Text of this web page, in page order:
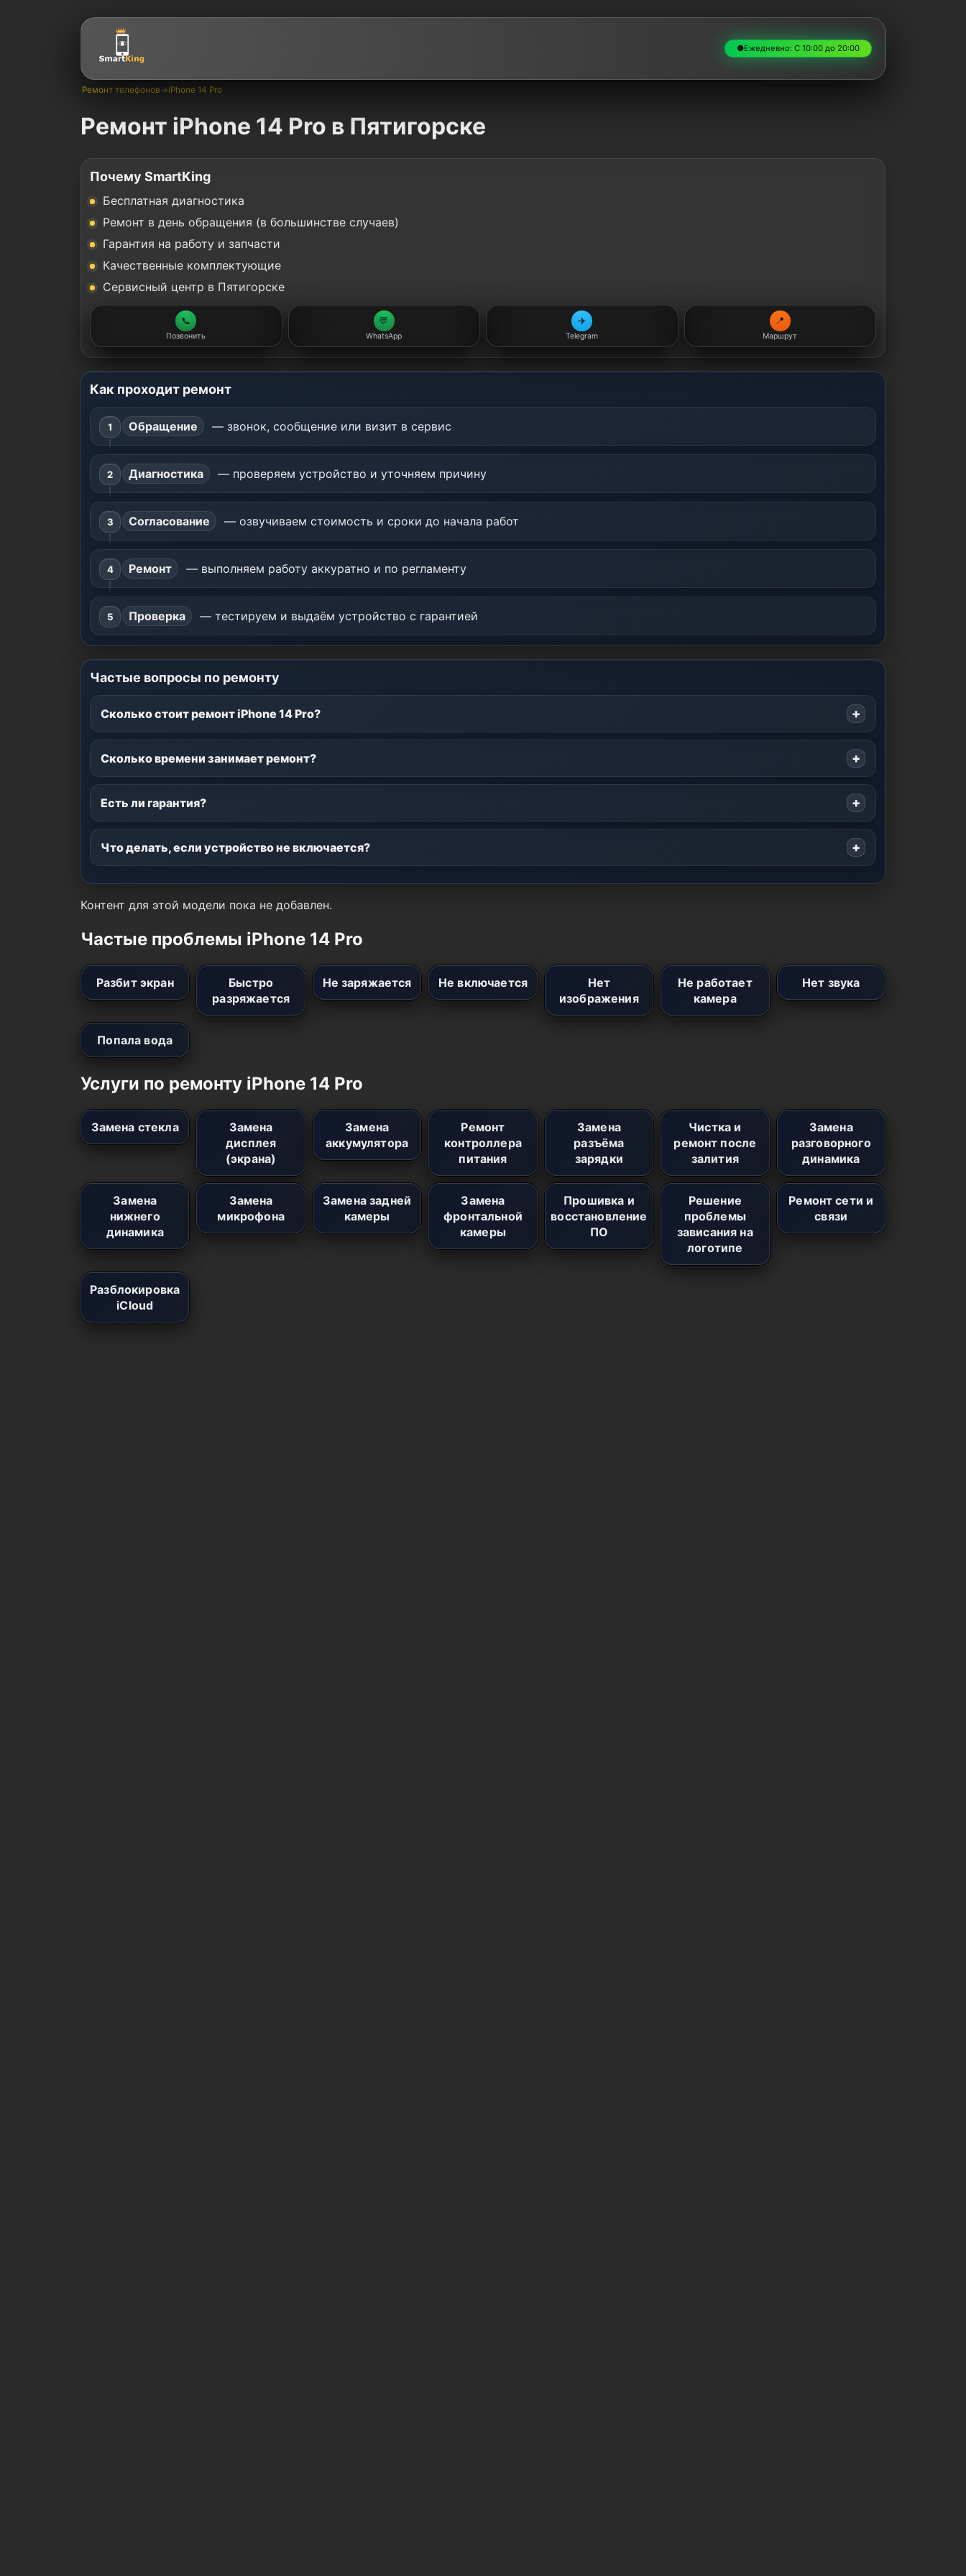
●Ежедневно: С 10:00 до 20:00
Ремонт телефонов→iPhone 14 Pro
Ремонт iPhone 14 Pro в Пятигорске
Почему SmartKing
Бесплатная диагностика
Ремонт в день обращения (в большинстве случаев)
Гарантия на работу и запчасти
Качественные комплектующие
Сервисный центр в Пятигорске
📞
Позвонить
💬
WhatsApp
✈️
Telegram
📍
Маршрут
Как проходит ремонт
Обращение — звонок, сообщение или визит в сервис
Диагностика — проверяем устройство и уточняем причину
Согласование — озвучиваем стоимость и сроки до начала работ
Ремонт — выполняем работу аккуратно и по регламенту
Проверка — тестируем и выдаём устройство с гарантией
Частые вопросы по ремонту
Сколько стоит ремонт iPhone 14 Pro?
Сколько времени занимает ремонт?
Есть ли гарантия?
Что делать, если устройство не включается?
Контент для этой модели пока не добавлен.
Частые проблемы iPhone 14 Pro
Разбит экран
Быстро
разряжается
Не заряжается Не включается
Нет
изображения
Не работает
камера
Нет звука
Попала вода
Услуги по ремонту iPhone 14 Pro
Замена стекла
Замена
дисплея
(экрана)
Замена
аккумулятора
Ремонт
контроллера
питания
Замена
разъёма
зарядки
Чистка и
ремонт после
залития
Замена
разговорного
динамика
Замена
нижнего
динамика
Замена
микрофона
Замена задней
камеры
Замена
фронтальной
камеры
Прошивка и
восстановление
ПО
Решение
проблемы
зависания на
логотипе
Ремонт сети и
связи
Разблокировка
iCloud